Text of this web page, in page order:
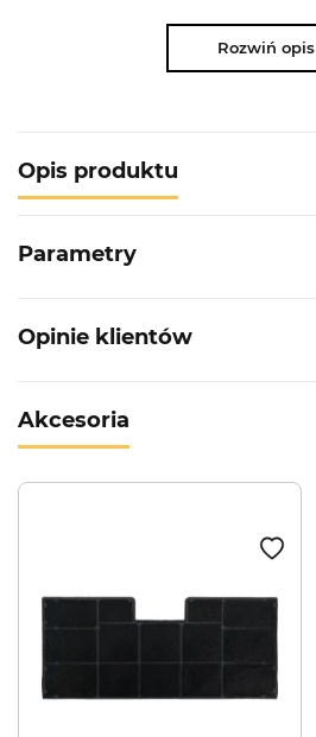
Rozwiń opis
Opis produktu
Parametry
Opinie klientów
Akcesoria